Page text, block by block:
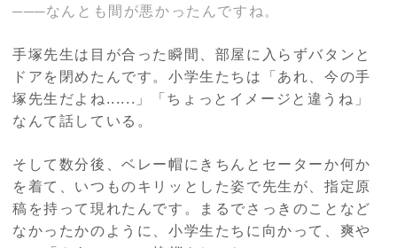
───なんとも間が悪かったんですね。
手塚先生は目が合った瞬間、部屋に入らずバタンと
ドアを閉めたんです。小学生たちは「あれ、今の手
塚先生だよね......」「ちょっとイメージと違うね」
なんて話している。
そして数分後、ベレー帽にきちんとセーターか何か
を着て、いつものキリッとした姿で先生が、指定原
稿を持って現れたんです。まるでさっきのことなど
なかったかのように、小学生たちに向かって、爽や